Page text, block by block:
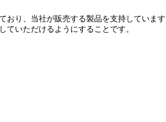
り、当社が販売する製品を支持していま
ていただけるようにすることです。